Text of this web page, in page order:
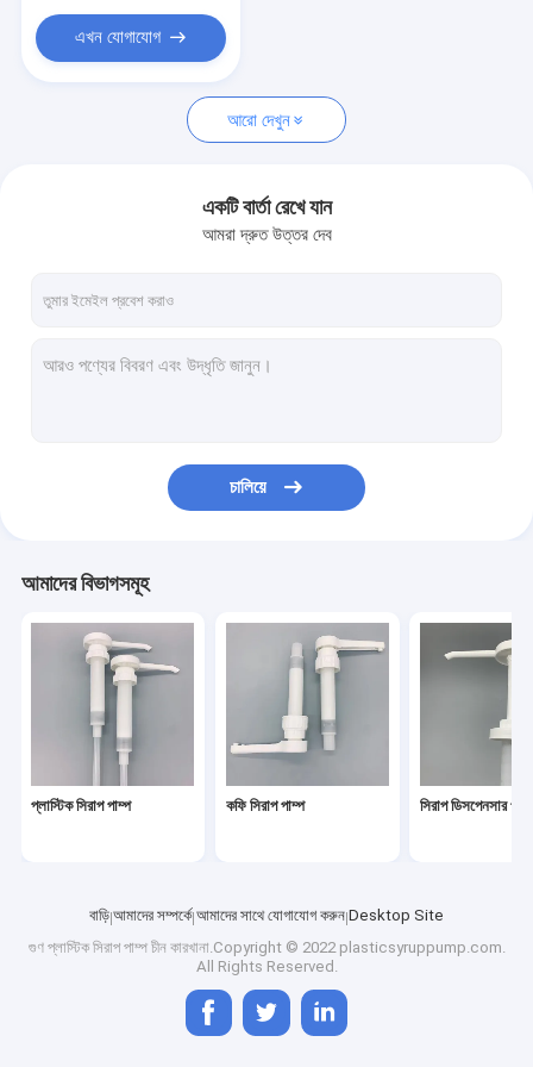
এখন যোগাযোগ
আরো দেখুন
একটি বার্তা রেখে যান
আমরা দ্রুত উত্তর দেব
চালিয়ে
আমাদের বিভাগসমূহ
প্লাস্টিক সিরাপ পাম্প কফি সিরাপ পাম্প সিরাপ ডিসপেনসার
বাড়ি আমাদের সম্পর্কে আমাদের সাথে যোগাযোগ করুন Desktop Site
গুণ প্লাস্টিক সিরাপ পাম্পচীন কারখানা.Copyright © 2022 plasticsyruppump.com.
All Rights Reserved.